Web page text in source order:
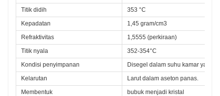
Titik didih
353 °C
Kepadatan
1,45 gram/cm3
Refraktivitas
1,5555 (perkiraan)
Titik nyala
352-354°C
Kondisi penyimpanan
Disegel dalam suhu kamar yang
Kelarutan
Larut dalam aseton panas.
Membentuk
bubuk menjadi kristal